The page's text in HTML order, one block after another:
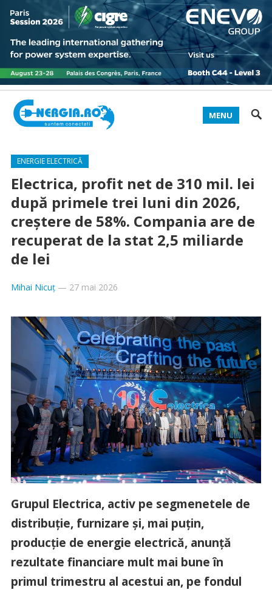
MENU
ENERGIE ELECTRICĂ
Electrica, profit net de 310 mil. lei
după primele trei luni din 2026,
creștere de 58%. Compania are de
recuperat de la stat 2,5 miliarde
de lei
Mihai Nicuț— 27 mai 2026
Grupul Electrica, activ pe segmenetele de
distribuție, furnizare și, mai puțin,
producție de energie electrică, anunță
rezultate financiare mult mai bune în
primul trimestru al acestui an, pe fondul